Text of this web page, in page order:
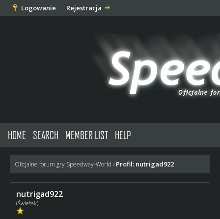
Logowanie Rejestracja
HOME SEARCH MEMBER LIST HELP
Oficjalne forum gry Speedway-World › Profil: nutrigad922
nutrigad922
(Świeżak)